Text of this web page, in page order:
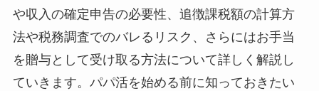
や収入の確定申告の必要性、追徴課税額の計算方
法や税務調査でのバレるリスク、さらにはお手当
を贈与として受け取る方法について詳しく解説し
ていきます。パパ活を始める前に知っておきたい